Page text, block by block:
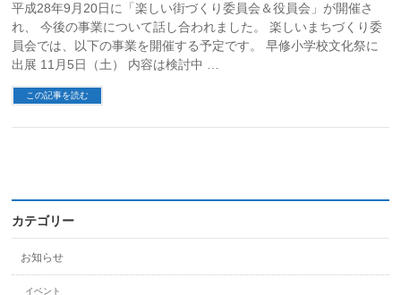
平成28年9月20日に「楽しい街づくり委員会＆役員会」が開催さ
れ、 今後の事業について話し合われました。 楽しいまちづくり委
員会では、以下の事業を開催する予定です。 早修小学校文化祭に
出展 11月5日（土） 内容は検討中 …
この記事を読む
カテゴリー
お知らせ
イベント